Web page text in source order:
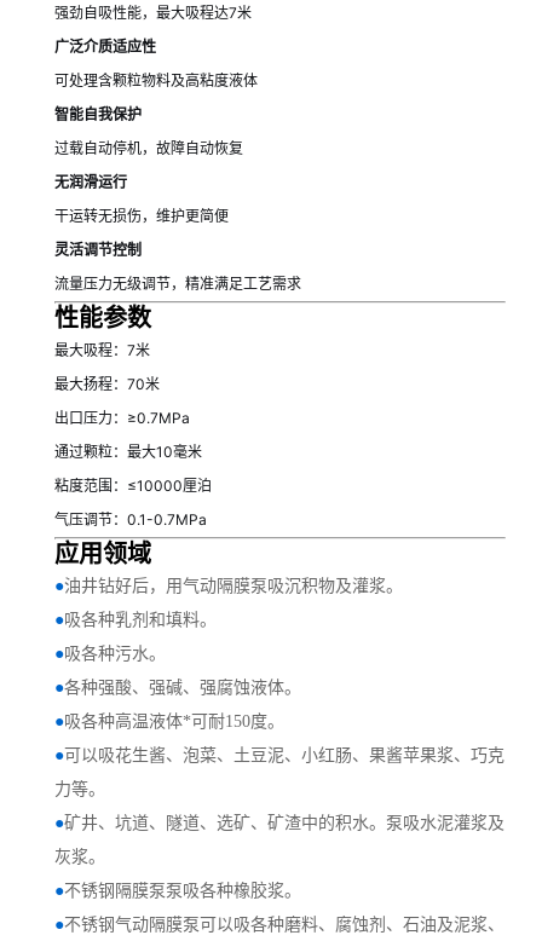
强劲自吸性能，最大吸程达7米
广泛介质适应性
可处理含颗粒物料及高粘度液体
智能自我保护
过载自动停机，故障自动恢复
无润滑运行
干运转无损伤，维护更简便
灵活调节控制
流量压力无级调节，精准满足工艺需求
性能参数
最大吸程：7米
最大扬程：70米
出口压力：≥0.7MPa
通过颗粒：最大10毫米
粘度范围：≤10000厘泊
气压调节：0.1-0.7MPa
应用领域
●油井钻好后，用气动隔膜泵吸沉积物及灌浆。
●吸各种乳剂和填料。
●吸各种污水。
●各种强酸、强碱、强腐蚀液体。
●吸各种高温液体*可耐150度。
●可以吸花生酱、泡菜、土豆泥、小红肠、果酱苹果浆、巧克
力等。
●矿井、坑道、隧道、选矿、矿渣中的积水。泵吸水泥灌浆及
灰浆。
●不锈钢隔膜泵泵吸各种橡胶浆。
●不锈钢气动隔膜泵可以吸各种磨料、腐蚀剂、石油及泥浆、